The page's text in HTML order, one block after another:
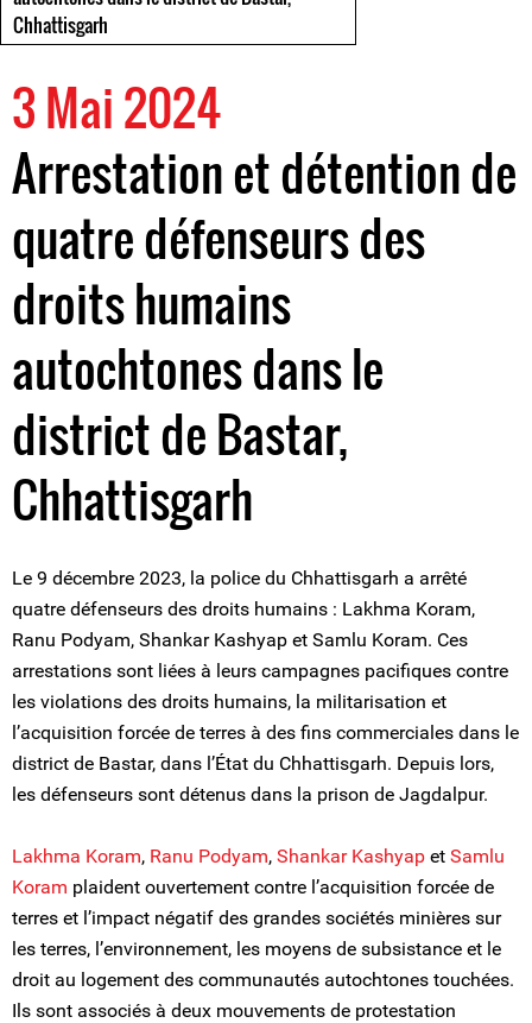
Chhattisgarh
3 Mai 2024
Arrestation et détention de
quatre défenseurs des
droits humains
autochtones dans le
district de Bastar,
Chhattisgarh
Le 9 décembre 2023, la police du Chhattisgarh a arrêté
quatre défenseurs des droits humains : Lakhma Koram,
Ranu Podyam, Shankar Kashyap et Samlu Koram. Ces
arrestations sont liées à leurs campagnes pacifiques contre
les violations des droits humains, la militarisation et
l’acquisition forcée de terres à des fins commerciales dans le
district de Bastar, dans l’État du Chhattisgarh. Depuis lors,
les défenseurs sont détenus dans la prison de Jagdalpur.
Lakhma Koram, Ranu Podyam, Shankar Kashyap et Samlu
Koram plaident ouvertement contre l’acquisition forcée de
terres et l’impact négatif des grandes sociétés minières sur
les terres, l’environnement, les moyens de subsistance et le
droit au logement des communautés autochtones touchées.
Ils sont associés à deux mouvements de protestation